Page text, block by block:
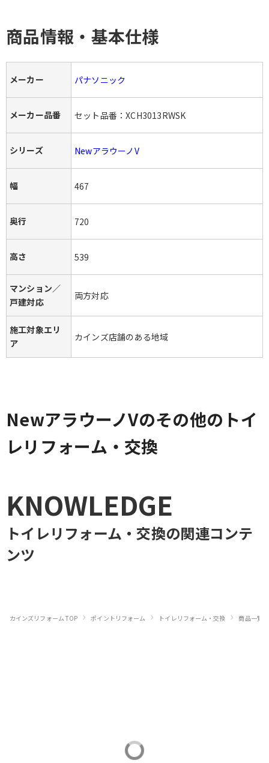
商品情報・基本仕様
メーカー パナソニック
メーカー品番 セット品番：XCH3013RWSK
シリーズ NewアラウーノV
幅 467
奥行 720
高さ 539
マンション／
戸建対応
両方対応
施工対象エリ
ア
カインズ店舗のある地域
NewアラウーノVのその他のトイ
レリフォーム・交換
KNOWLEDGE
トイレリフォーム・交換の関連コンテ
ンツ
カインズリフォーム TOP › ポイントリフォーム › トイレリフォーム・交換 › 商品一覧